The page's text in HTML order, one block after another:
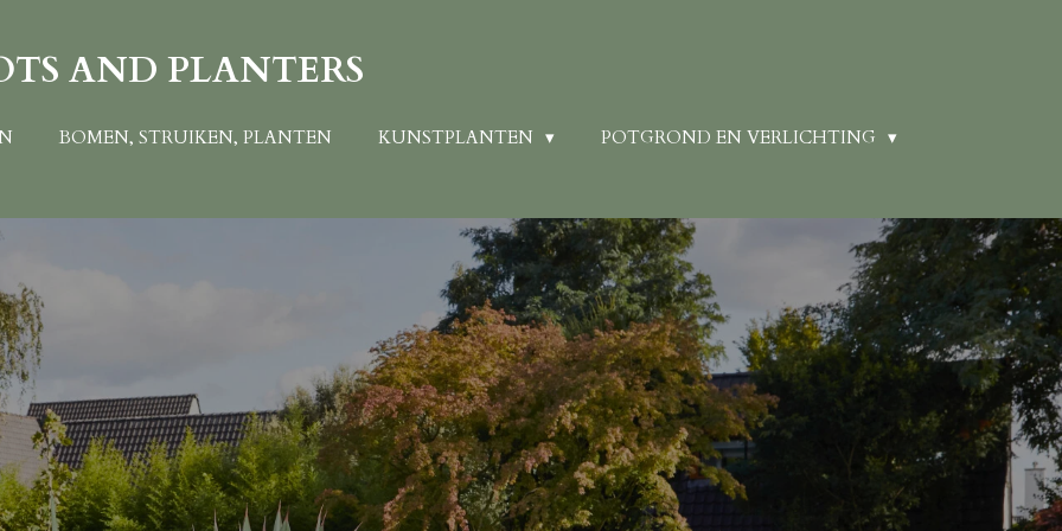
AND PLANTERS
BOMEN, STRUIKEN, PLANTEN KUNSTPLANTEN
POTGROND EN VERLICHTING